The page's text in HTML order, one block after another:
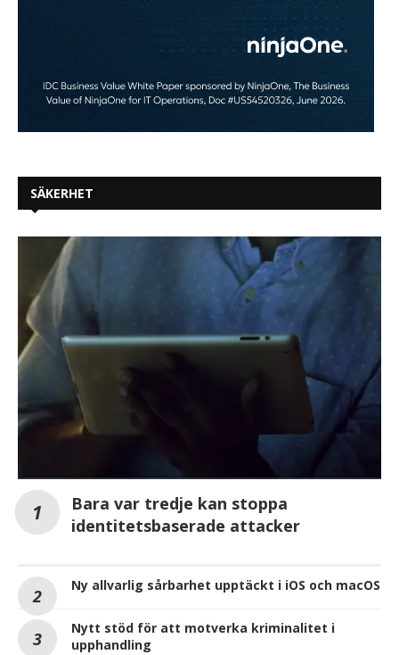
SÄKERHET
Bara var tredje kan stoppa
identitetsbaserade attacker
Ny allvarlig sårbarhet upptäckt i iOS och macOS
Nytt stöd för att motverka kriminalitet i
upphandling